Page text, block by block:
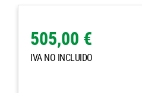
505,00 €
IVA NO INCLUIDO